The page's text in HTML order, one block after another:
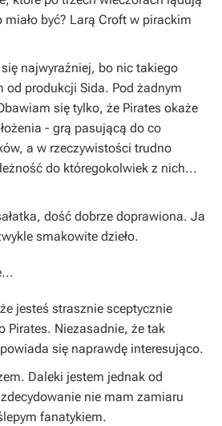
miało być? Larą Croft w pirackim
najwyraźniej, bo nic takiego
od produkcji Sida. Pod żadnym
się tylko, że Pirates okaże
- grą pasującą do co
a w rzeczywistości trudno
do któregokolwiek z nich...
dość dobrze doprawiona. Ja
smakowite dzieło.
jesteś strasznie sceptycznie
Pirates. Niezasadnie, że tak
się naprawdę interesująco.
Daleki jestem jednak od
nie mam zamiaru
fanatykiem.